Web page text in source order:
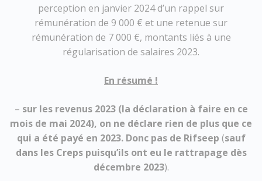
perception en janvier 2024 d’un rappel sur
rémunération de 9 000 € et une retenue sur
rémunération de 7 000 €, montants liés à une
régularisation de salaires 2023.
En résumé !
– sur les revenus 2023 (la déclaration à faire en ce
mois de mai 2024), on ne déclare rien de plus que ce
qui a été payé en 2023. Donc pas de Rifseep (sauf
dans les Creps puisqu’ils ont eu le rattrapage dès
décembre 2023).